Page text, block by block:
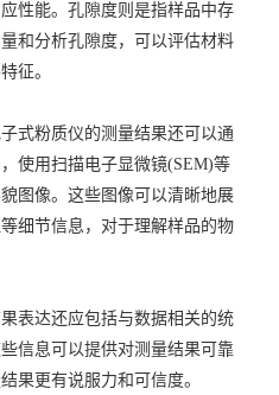
性能。孔隙度则是指样品中存
和分析孔隙度，可以评估材料
征。
粉质仪的测量结果还可以通
使用扫描电子显微镜(SEM)等
图像。这些图像可以清晰地展
细节信息，对于理解样品的物
达还应包括与数据相关的统
信息可以提供对测量结果可靠
果更有说服力和可信度。